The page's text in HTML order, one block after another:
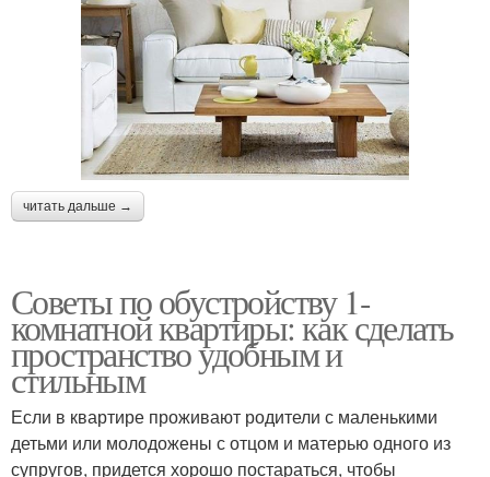
читать дальше →
Советы по обустройству 1-
комнатной квартиры: как сделать
пространство удобным и
стильным
Если в квартире проживают родители с маленькими
детьми или молодожены с отцом и матерью одного из
супругов, придется хорошо постараться, чтобы